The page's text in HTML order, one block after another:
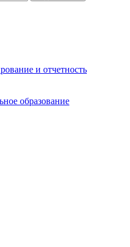
и отчетность
образование